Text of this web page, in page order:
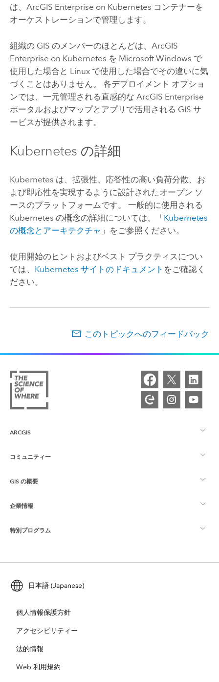
は、 ArcGIS Enterprise on Kubernetes コンテナーを
オーケストレーションで管理します。
組織の GIS のメンバーのほとんどは、 ArcGIS
Enterprise on Kubernetes を Microsoft Windows で
使用した場合と Linuxで使用した場合でその違いに気
づくことはありません。 各デプロイメント オプショ
ンでは、一元管理される直感的な ArcGIS Enterprise
ポータルおよびマップとアプリで活用される GIS サ
ービスが提供されます。
Kubernetes の詳細
Kubernetes は、拡張性、応答性の高い負荷分散、お
よび即応性を実現するように設計されたオープン ソ
ースのプラットフォームです。 一般的に使用される
Kubernetes の概念の詳細については、「 Kubernetes
の概念とアーキテクチャ 」をご参照ください。
使用開始のヒントおよびベスト プラクティスについ
ては、 Kubernetes サイトのドキュメント をご確認く
ださい。
このトピックへのフィードバック
ARCGIS
ArcGIS の概要
マッピング
Esri ストア
コミュニティー
Esri Community
ArcGIS ブログ
Esri Young Professionals Network
GIS の概要
GIS とは
ロケーション インテリジェンス
トレーニング
ArcUser
ArcNews
ArcWatch
企業情報
Esri について
採用情報
オープンビジョン
企業行動規範
特別プログラム
ArcGIS for Student Use
自然保護
教育機関
日本語 (Japanese)
個人情報保護方針
アクセシビリティー
法的情報
Web 利用規約